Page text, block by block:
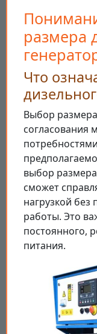
размера
Что
Выбор
согласования
выбор размера
сможет
нагрузкой без
работы. Это
постоянного,
питания.